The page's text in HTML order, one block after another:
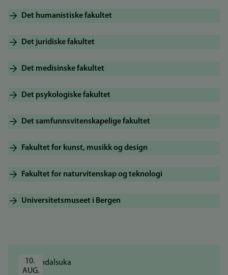
Det humanistiske fakultet
Det juridiske fakultet
Det medisinske fakultet
Det psykologiske fakultet
Det samfunnsvitenskapelige fakultet
Fakultet for kunst, musikk og design
Fakultet for naturvitenskap og teknologi
Universitetsmuseet i Bergen
10.
AUG.